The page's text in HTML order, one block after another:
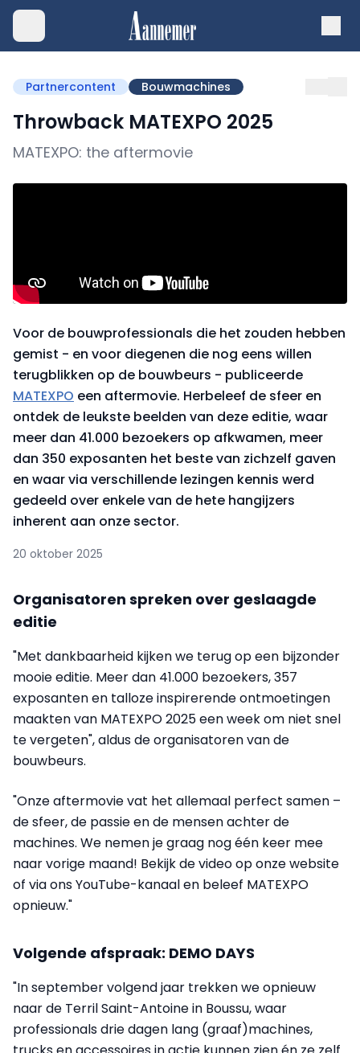
Partnercontent Bouwmachines
Throwback MATEXPO 2025
MATEXPO: the aftermovie
Voor de bouwprofessionals die het zouden hebben
gemist - en voor diegenen die nog eens willen
terugblikken op de bouwbeurs - publiceerde
MATEXPO een aftermovie. Herbeleef de sfeer en
ontdek de leukste beelden van deze editie, waar
meer dan 41.000 bezoekers op afkwamen, meer
dan 350 exposanten het beste van zichzelf gaven
en waar via verschillende lezingen kennis werd
gedeeld over enkele van de hete hangijzers
inherent aan onze sector.
20 oktober 2025
Organisatoren spreken over geslaagde
editie
"Met dankbaarheid kijken we terug op een bijzonder
mooie editie. Meer dan 41.000 bezoekers, 357
exposanten en talloze inspirerende ontmoetingen
maakten van MATEXPO 2025 een week om niet snel
te vergeten", aldus de organisatoren van de
bouwbeurs.
"Onze aftermovie vat het allemaal perfect samen –
de sfeer, de passie en de mensen achter de
machines. We nemen je graag nog één keer mee
naar vorige maand! Bekijk de video op onze website
of via ons YouTube-kanaal en beleef MATEXPO
opnieuw."
Volgende afspraak: DEMO DAYS
"In september volgend jaar trekken we opnieuw
naar de Terril Saint-Antoine in Boussu, waar
professionals drie dagen lang (graaf)machines,